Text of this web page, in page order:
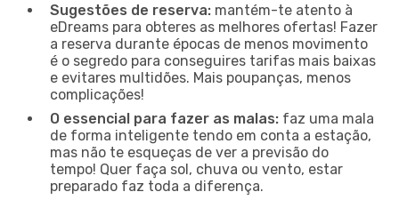
Sugestões de reserva: mantém-te atento à
eDreams para obteres as melhores ofertas! Fazer
a reserva durante épocas de menos movimento
é o segredo para conseguires tarifas mais baixas
e evitares multidões. Mais poupanças, menos
complicações!
O essencial para fazer as malas: faz uma mala
de forma inteligente tendo em conta a estação,
mas não te esqueças de ver a previsão do
tempo! Quer faça sol, chuva ou vento, estar
preparado faz toda a diferença.